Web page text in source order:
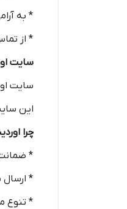
* به
* از
سایت
این
چرا
* ضمانت
* ارسال
* تنوع